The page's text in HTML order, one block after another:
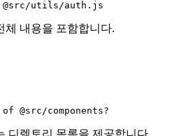
체 내용을 포함합니다.